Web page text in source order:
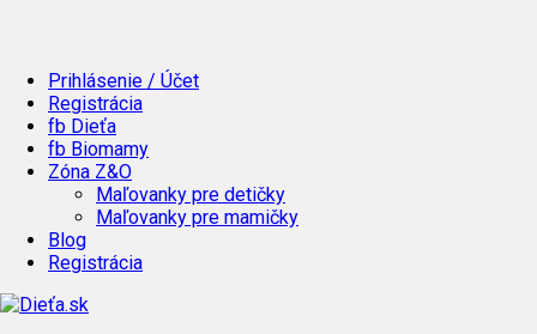
Prihlásenie / Účet
Registrácia
fb Dieťa
fb Biomamy
Zóna Z&O
Maľovanky pre detičky
Maľovanky pre mamičky
Blog
Registrácia